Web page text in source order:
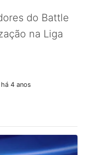
do Battle
na Liga
4 anos